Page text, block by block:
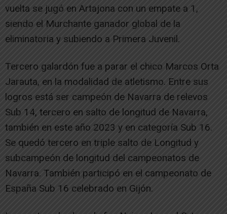
vuelta se jugó en Artajona con un empate a 1,
siendo el Murchante ganador global de la
eliminatoria y subiendo a Primera Juvenil.
Tercero galardón fue a parar el chico Marcos Orta
Jarauta, en la modalidad de atletismo. Entre sus
logros está ser campeón de Navarra de relevos
Sub 14, tercero en salto de longitud de Navarra,
también en este año 2023 y en categoría Sub 16.
Se quedó tercero en triple salto de Longitud y
subcampeón de longitud del campeonatos de
Navarra. También participó en el campeonato de
España Sub 16 celebrado en Gijón.